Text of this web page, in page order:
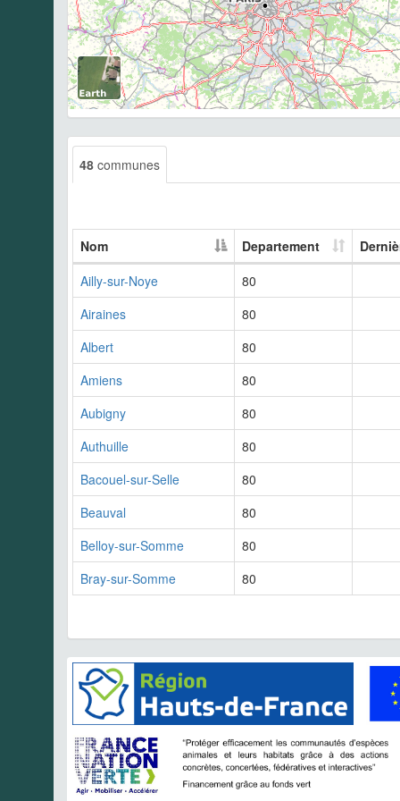
48 communes
Nom Departement
Ailly-sur-Noye
80
Airaines
80
Albert
80
Amiens
80
Aubigny
80
Authuille
80
Bacouel-sur-Selle
80
Beauval
80
Belloy-sur-Somme
80
Bray-sur-Somme
80